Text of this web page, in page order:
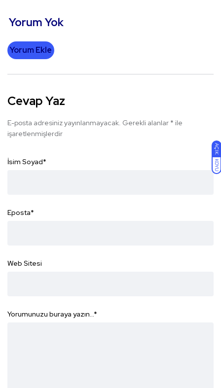
AÇIK
KOYU
Yorum Yok
Yorum Ekle
Cevap Yaz
E-posta adresiniz yayınlanmayacak. Gerekli alanlar * ile
işaretlenmişlerdir
İsim Soyad*
Eposta*
Web Sitesi
Yorumunuzu buraya yazın...*